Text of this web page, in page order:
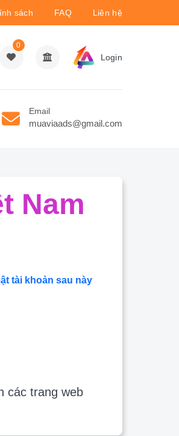
sách FAQ Liên hệ
0
Login
Email
muaviaads@gmail.com
Nam
tài khoản sau này
các trang web